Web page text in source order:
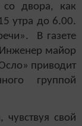
двора, как
утра до 6.00.
В газете
майор
приводит
группой
свой